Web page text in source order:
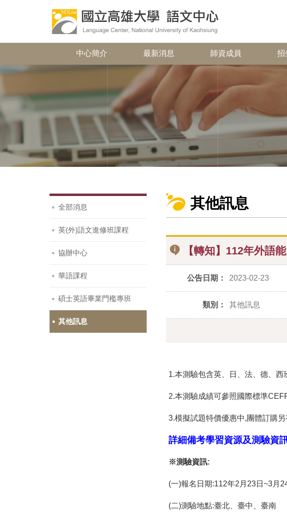
中心簡介 最新消息 師資成員 招
其他訊息
【轉知】112年外語
公告日期： 2023-02-23
類別： 其他訊息
1.本測驗包含英、日、法、德、西
2.本測驗成績可參照國際標準
3.模擬試題特價優惠中,團體訂購另
詳細備考學習資源及測驗資
※測驗資訊:
(一)報名日期:112年2月23日~3月
(二)測驗地點:臺北、臺中、臺南
全部消息
英(外)語文進修班課程
協辦中心
華語課程
碩士英語畢業門檻專班
其他訊息